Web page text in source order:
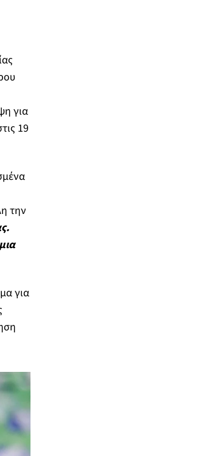
για
19
την
για